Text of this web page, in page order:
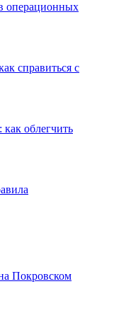
операционных
справиться с
как облегчить
Покровском